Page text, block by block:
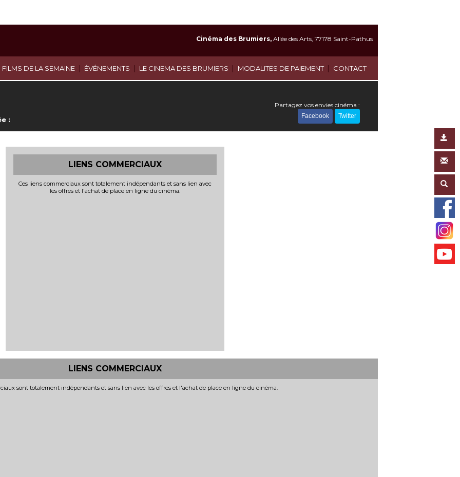
DE LA SEMAINE | ÉVÉNEMENTS | LE CINEMA DES BRUMIERS | MODALITES DE PAIEMENT | CONTACT
Cinéma des Brumiers, Allée des Arts, 77178 Saint-Pathus
:
Partagez vos envies cinéma :
Facebook Twitter
LIENS COMMERCIAUX
Ces liens commerciaux sont totalement indépendants et sans lien avec
les offres et l'achat de place en ligne du cinéma.
LIENS COMMERCIAUX
sont totalement indépendants et sans lien avec les offres et l'achat de place en ligne du cinéma.